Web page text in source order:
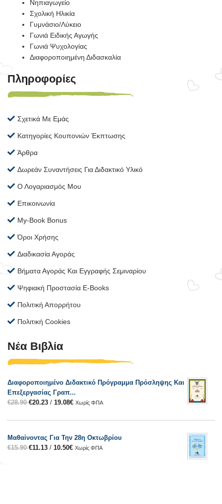
Νηπιαγωγείο
Σχολική Ηλικία
Γυμνάσιο/Λύκειο
Γωνιά Ειδικής Αγωγής
Γωνιά Ψυχολογίας
Διαφοροποιημένη Διδασκαλία
Πληροφορίες
Σχετικά Με Εμάς
Κατηγορίες Κουπονιών Έκπτωσης
Άρθρα
Δωρεάν Συναντήσεις Για Διδακτικό Υλικό
Ο Λογαριασμός Μου
Επικοινωνία
My-Book Bonus
Όροι Χρήσης
Διαδικασία Αγοράς
Βήματα Αγοράς Και Εγγραφής Σεμιναρίου
Ψηφιακή Προστασία E-Books
Πολιτική Απορρήτου
Πολιτική Cookies
Νέα Βιβλία
Διαφοροποιημένο Διδακτικό Πρόγραμμα Πρόσληψης Και
Επεξεργασίας Γραπ...
€28.90€20.23 / 19.08€ Χωρίς ΦΠΑ
Μαθαίνοντας Για Την 28η Οκτωβρίου
€15.90€11.13 / 10.50€ Χωρίς ΦΠΑ